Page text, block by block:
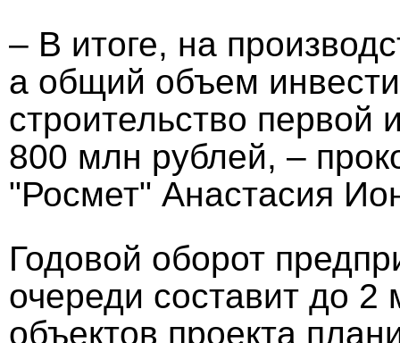
– В итоге, на
а общий объем
строительство первой
800 млн рублей, –
"Росмет" Анастасия
Годовой оборот
очереди составит до
объектов проекта